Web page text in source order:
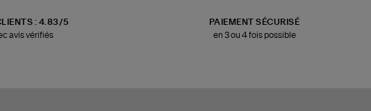
: 4.83/5
avis vérifiés
PAIEMENT SÉCURISÉ
en 3 ou 4 fois possible